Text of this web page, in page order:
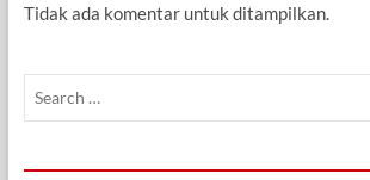
Tidak ada komentar untuk ditampilkan.